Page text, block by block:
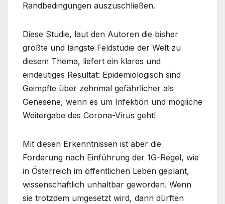
Randbedingungen auszuschließen.
Diese Studie, laut den Autoren die bisher
größte und längste Feldstudie der Welt zu
diesem Thema, liefert ein klares und
eindeutiges Resultat: Epidemiologisch sind
Geimpfte über zehnmal gefährlicher als
Genesene, wenn es um Infektion und mögliche
Weitergabe des Corona-Virus geht!
Mit diesen Erkenntnissen ist aber die
Forderung nach Einführung der 1G-Regel, wie
in Österreich im öffentlichen Leben geplant,
wissenschaftlich unhaltbar geworden. Wenn
sie trotzdem umgesetzt wird, dann dürften